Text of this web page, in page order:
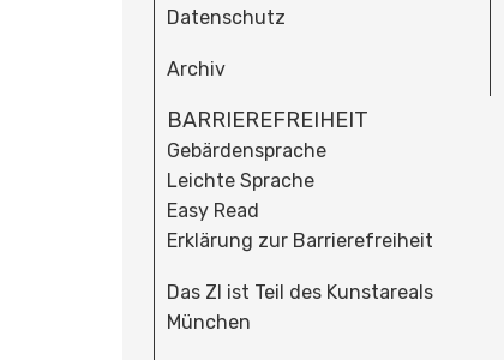
Datenschutz
Archiv
BARRIEREFREIHEIT
Gebärdensprache
Leichte Sprache
Easy Read
Erklärung zur Barrierefreiheit
Das ZI ist Teil des Kunstareals
München